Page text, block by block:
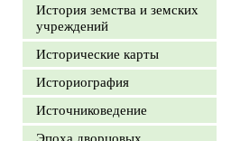
История земства и земских
учреждений
Исторические карты
Историография
Источниковедение